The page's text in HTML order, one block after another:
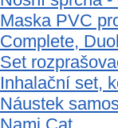
Maska PVC
Complete,
Set
Inhalační set,
Náustek